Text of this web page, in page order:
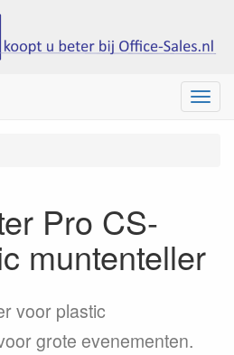
Menu
Pro CS-
muntenteller
voor plastic
grote evenementen.